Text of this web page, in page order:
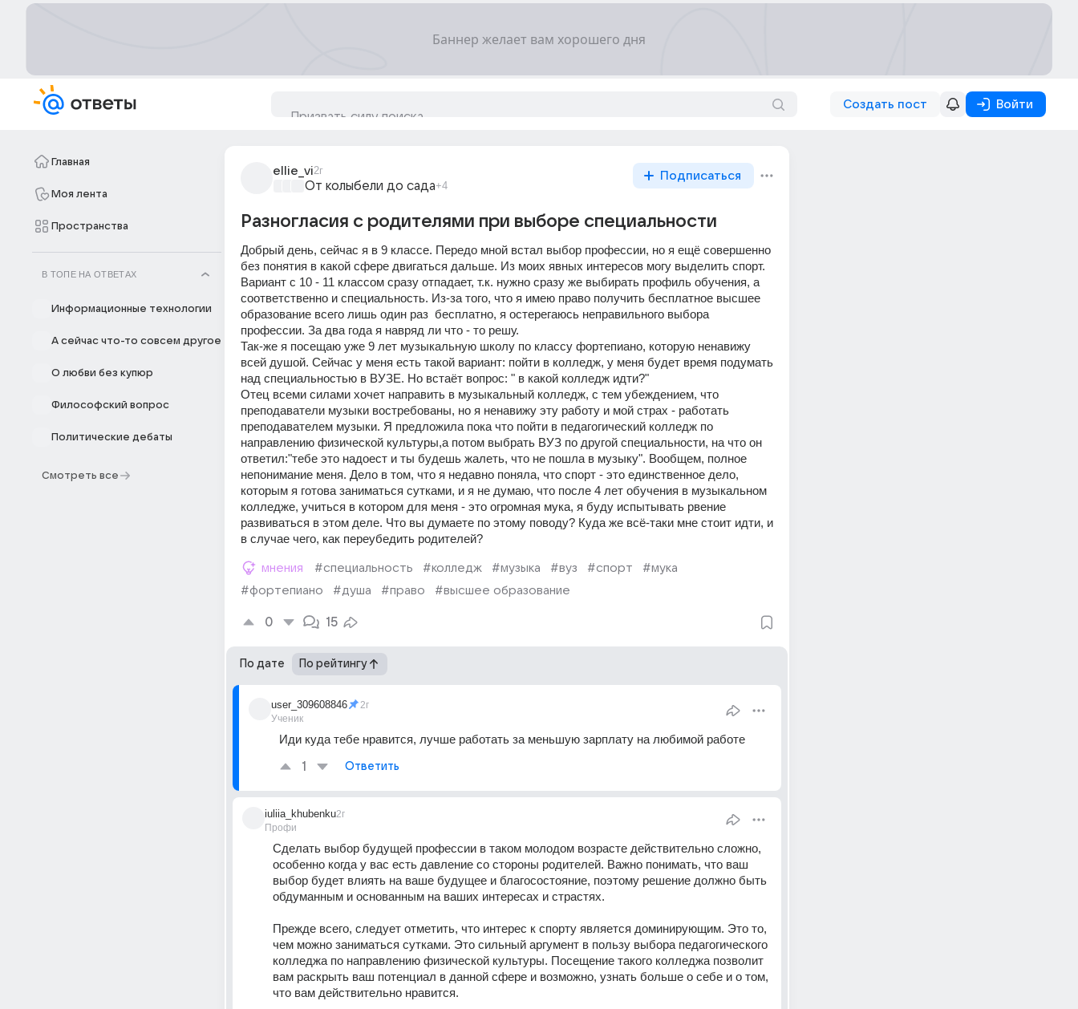
Создать пост Войти
Главная
Моя лента
Пространства
В ТОПЕ НА ОТВЕТАХ
Информационные технологии
А сейчас что-то совсем другое
О любви без купюр
Философский вопрос
Политические дебаты
Смотреть все
ellie_vi2г
От колыбели до сада+4
Подписаться
Разногласия с родителями при выборе специальности
Добрый день, сейчас я в 9 классе. Передо мной встал выбор профессии, но я ещё совершенно
без понятия в какой сфере двигаться дальше. Из моих явных интересов могу выделить спорт.
Вариант с 10 - 11 классом сразу отпадает, т.к. нужно сразу же выбирать профиль обучения, а
соответственно и специальность. Из-за того, что я имею право получить бесплатное высшее
образование всего лишь один раз  бесплатно, я остерегаюсь неправильного выбора
профессии. За два года я навряд ли что - то решу.
Так-же я посещаю уже 9 лет музыкальную школу по классу фортепиано, которую ненавижу
всей душой. Сейчас у меня есть такой вариант: пойти в колледж, у меня будет время подумать
над специальностью в ВУЗЕ. Но встаёт вопрос: " в какой колледж идти?"
Отец всеми силами хочет направить в музыкальный колледж, с тем убеждением, что
преподаватели музыки востребованы, но я ненавижу эту работу и мой страх - работать
преподавателем музыки. Я предложила пока что пойти в педагогический колледж по
направлению физической культуры,а потом выбрать ВУЗ по другой специальности, на что он
ответил:"тебе это надоест и ты будешь жалеть, что не пошла в музыку". Вообщем, полное
непонимание меня. Дело в том, что я недавно поняла, что спорт - это единственное дело,
которым я готова заниматься сутками, и я не думаю, что после 4 лет обучения в музыкальном
колледже, учиться в котором для меня - это огромная мука, я буду испытывать рвение
развиваться в этом деле. Что вы думаете по этому поводу? Куда же всё-таки мне стоит идти, и
в случае чего, как переубедить родителей?
мнения #специальность #колледж #музыка #вуз #спорт
#мука
#фортепиано
#душа #право #высшее образование
0 15
По дате По рейтингу
user_309608846
Ученик
2г
Иди куда тебе нравится, лучше работать за меньшую зарплату на любимой работе
1 Ответить
iuliia_khubenku
Профи
2г
Сделать выбор будущей профессии в таком молодом возрасте действительно сложно,
особенно когда у вас есть давление со стороны родителей. Важно понимать, что ваш
выбор будет влиять на ваше будущее и благосостояние, поэтому решение должно быть
обдуманным и основанным на ваших интересах и страстях.
Прежде всего, следует отметить, что интерес к спорту является доминирующим. Это то,
чем можно заниматься сутками. Это сильный аргумент в пользу выбора педагогического
колледжа по направлению физической культуры. Посещение такого колледжа позволит
вам раскрыть ваш потенциал в данной сфере и возможно, узнать больше о себе и о том,
что вам действительно нравится.